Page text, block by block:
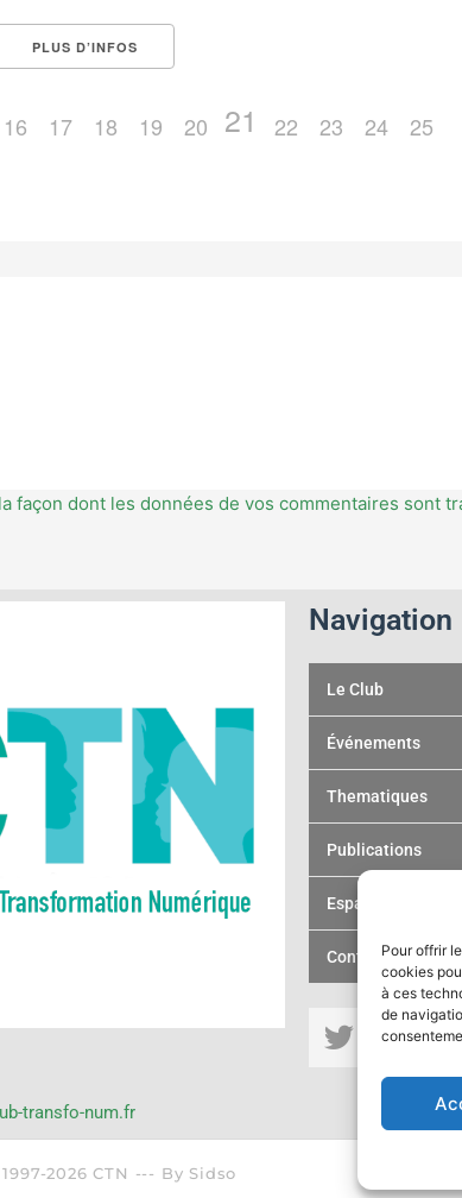
Pour offrir
cookies
à ces
de
PLUS D’INFOS
16 17 18 19 20 21 22 23 24 25
façon dont les données de vos commentaires sont
transfo-num.fr
Navigation
Le Club
Événements
Thematiques
Publications
Espace membre
Contact
T
w
t
L
i
n
e
1997-2026 CTN --- By Sidso